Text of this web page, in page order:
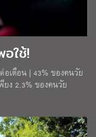
ใช้!
เดือน | 43% ของคนวัย
ง 2.3% ของคนวัย